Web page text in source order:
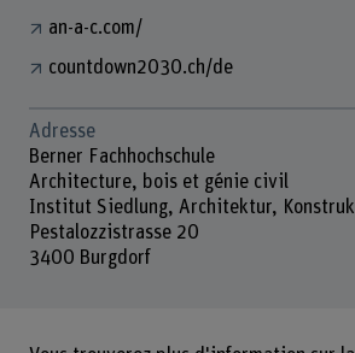
an-a-c.com/
countdown2030.ch/de
Adresse
Berner Fachhochschule
Architecture, bois et génie civil
Institut Siedlung, Architektur, Konstruk
Pestalozzistrasse 20
3400 Burgdorf